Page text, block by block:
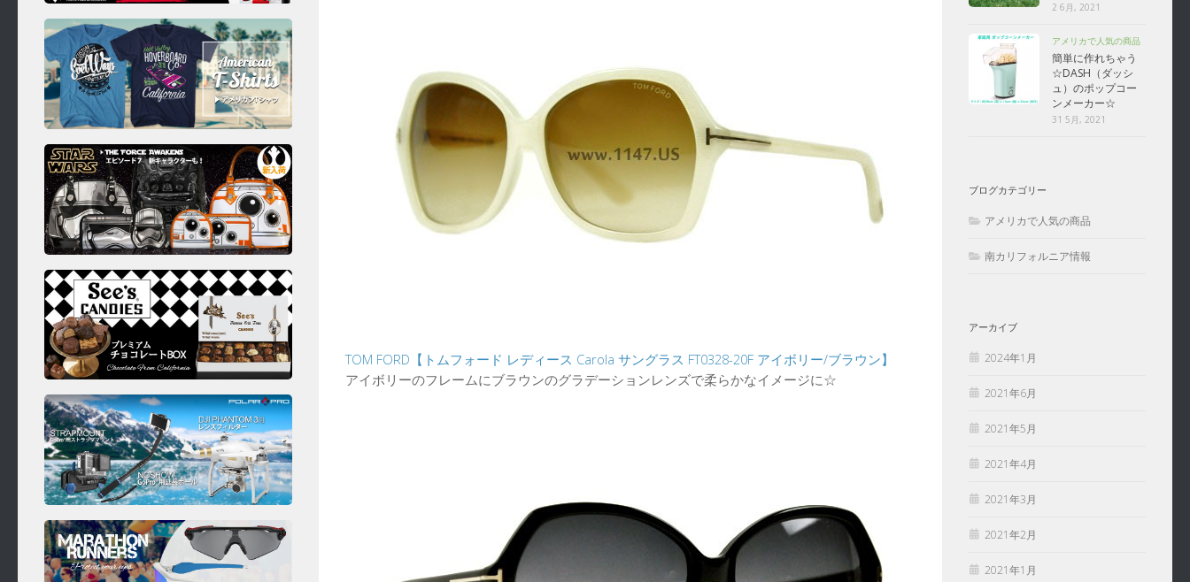
TOM FORD【トムフォード レディース Carola サングラス FT0328-20F アイボリー/ブラウン】
アイボリーのフレームにブラウンのグラデーションレンズで柔らかなイメージに☆
2 6月, 2021
アメリカで人気の商品
簡単に作れちゃう
☆DASH（ダッシ
ュ）のポップコー
ンメーカー☆
31 5月, 2021
ブログカテゴリー
アメリカで人気の商品
南カリフォルニア情報
アーカイブ
2024年1月
2021年6月
2021年5月
2021年4月
2021年3月
2021年2月
2021年1月